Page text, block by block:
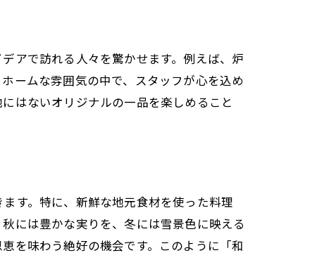
アで訪れる人々を驚かせます。例えば、炉
ームな雰囲気の中で、スタッフが心を込め
はないオリジナルの一品を楽しめること
す。特に、新鮮な地元食材を使った料理
には豊かな実りを、冬には雪景色に映える
を味わう絶好の機会です。このように「和